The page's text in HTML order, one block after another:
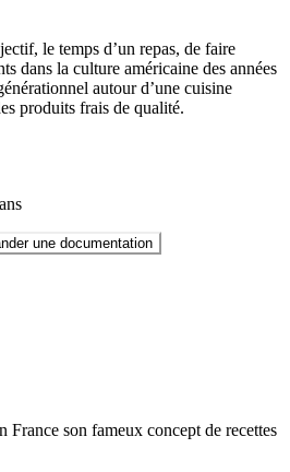
le temps d’un repas, de faire
dans la culture américaine des années
autour d’une cuisine
produits frais de qualité.
une documentation
France son fameux concept de recettes